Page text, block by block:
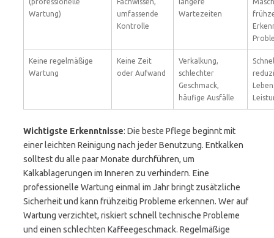
Wartung)
umfassende
Kontrolle
Wartezeiten
Keine regelmäßige
Wartung
Keine Zeit
oder Aufwand
Verkalkung,
schlechter
Geschmack,
häufige Ausfälle
Wichtigste Erkenntnisse: Die beste Pflege beginnt mit
einer leichten Reinigung nach jeder Benutzung. Entkalken
solltest du alle paar Monate durchführen, um
Kalkablagerungen im Inneren zu verhindern. Eine
professionelle Wartung einmal im Jahr bringt zusätzliche
Sicherheit und kann frühzeitig Probleme erkennen. Wer auf
Wartung verzichtet, riskiert schnell technische Probleme
und einen schlechten Kaffeegeschmack. Regelmäßige